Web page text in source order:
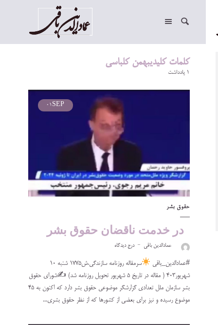
کلمات کلیدیبهمن کلباسی
1 یادداشت
SEP
01
حقوق بشر
‍ ‍ در خدمت ناقضان حقوق بشر
عمادالدین باقی درج دیدگاه
#عمادالدین_باقی
سرمقاله روزنامه سازندگی،ش۱۷۷۵ شنبه ۱۰
شهریور۴۰۳ ( مقاله در تاریخ ۵ شهریور تحویل روزنامه شد) ✍
شورای حقوق
بشر سازمان ملل تعدادی گزارشگر موضوعی حقوق بشر دارد که اکنون به ۴۵
موضوع رسیده و نیز برای بعضی از کشورها که از نظر حقوق بشری...